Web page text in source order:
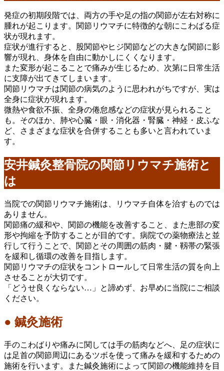
発症の初期段階では、両方の手や足の指の関節が左右対称に
腫れが起こります。関節リウマチに特徴的な朝にこわばる症
状が現れます。
症状が進行すると、股関節やヒジ関節などの大きな関節に影
響が現れ、身体を自由に動かしにくくなります。
また変形が起こることで痛みが生じるため、次第に日常生活
に支障が出てきてしまいます。
関節リウマチは関節の病気のように思われがちですが、実は
全身に症状が現れます。
微熱や食欲不振、全身の倦怠感などの症状が見られること
も。そのほか、肺や心臓・眼・消化器・腎臓・神経・皮ふな
ど、さまざまな症状を合併することも多いと言われていま
す。
安井鍼灸整骨院の関節リウマチ施術と
は
当院での関節リウマチ施術は、リウマチ自体を治すものでは
ありません。
関節痛の緩和や、関節の機能を改善すること、また患部の変
形や拘縮を予防することが目的です。病院での薬物療法と並
行して行うことで、関節とその周囲の筋肉・腱・靱帯の緊張
を緩和し循環の改善を目指します。
関節リウマチの症状をコントロールして日常生活の質を向上
させることが大切です。
「どうせ良くならない…」と諦めず、お早めに当院にご相談
ください。
● 鍼灸施術
手のこわばりや痛みに関しては手の筋肉などへ、足の症状に
は足首の関節周辺にあるツボを使って痛みを緩和するための
施術を行います。また鍼灸施術によって関節の機能維持を目